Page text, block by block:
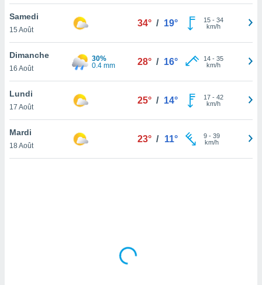
votre
à
en
le
Samedi
15 Août
34° / 19° 15- 34
km/h
Dimanche
16 Août
30%
0.4 mm
28° / 16° 14- 35
km/h
Lundi
17 Août
25° / 14° 17- 42
km/h
Mardi
18 Août
23° / 11° 9- 39
km/h